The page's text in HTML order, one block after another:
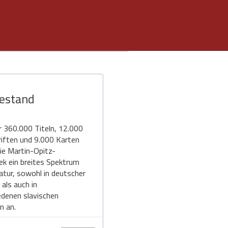
360.000 Titeln, 12.000
und 9.000 Karten
Martin-Opitz-
ein breites Spektrum
sowohl in deutscher
auch in
slavischen
an.